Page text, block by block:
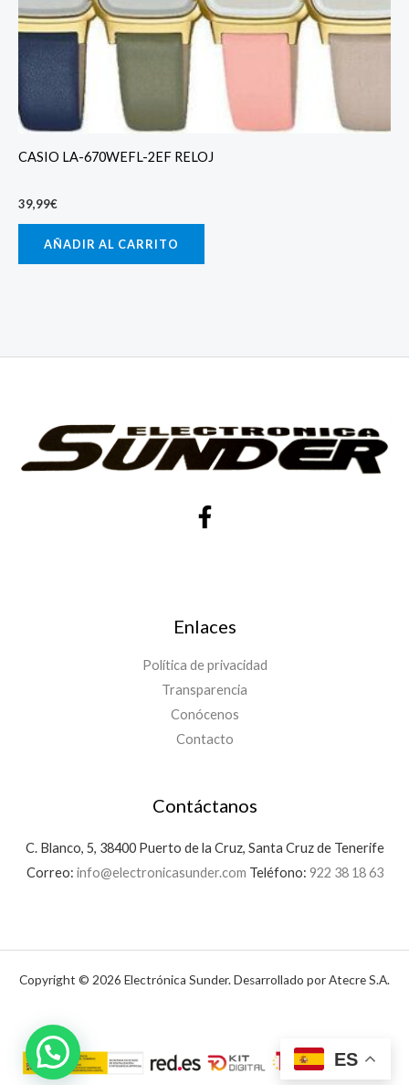
CASIO LA-670WEFL-2EF RELOJ
39,99€
AÑADIR AL CARRITO
Enlaces
Política de privacidad
Transparencia
Conócenos
Contacto
Contáctanos
C. Blanco, 5, 38400 Puerto de la Cruz, Santa Cruz de Tenerife
Correo: info@electronicasunder.com Teléfono: 922 38 18 63
Copyright © 2026 Electrónica Sunder. Desarrollado por Atecre S.A.
ES